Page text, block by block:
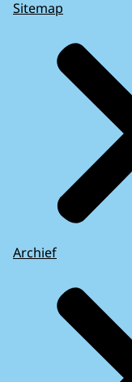
Sitemap
Archief